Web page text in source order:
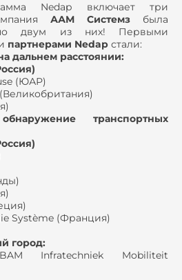
Nedap включает три
ААМ Системз была
по двум из них! Первыми
партнерами Nedap стали:
дальнем расстоянии:
(ЮАР)
транспортных
Système (Франция)
город:
Infratechniek Mobiliteit